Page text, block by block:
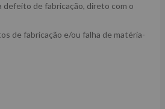
defeito de fabricação, direto com o
de fabricação e/ou falha de matéria-